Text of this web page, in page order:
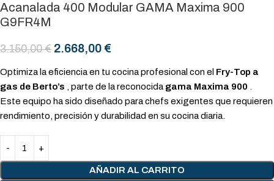
Acanalada 400 Modular GAMA Maxima 900
G9FR4M
3.150,00€ 2.668,00 €
Optimiza la eficiencia en tu cocina profesional con el Fry-Top a
gas de Berto’s , parte de la reconocida gama Maxima 900 .
Este equipo ha sido diseñado para chefs exigentes que requieren
rendimiento, precisión y durabilidad en su cocina diaria.
AÑADIR AL CARRITO